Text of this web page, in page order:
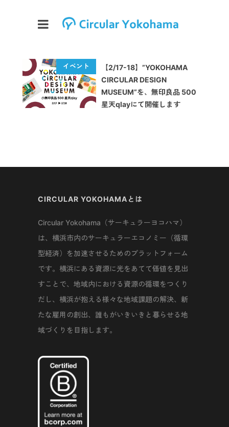
【2/17-18】”YOKOHAMA
CIRCULAR DESIGN
MUSEUM”を、無印良品 500
星天qlayにて開催します
CIRCULAR YOKOHAMAとは
Circular Yokohama（サーキュラーヨコハマ）
は、横浜市内のサーキュラーエコノミー（循環
型経済）を加速させるためのプラットフォーム
です。横浜にある資源に光をあてて価値を見出
すことで、地域内における資源の循環をつくり
だし、横浜が抱える様々な地域課題の解決、新
たな雇用の創出、誰もがいきいきと暮らせる地
域づくりを目指します。